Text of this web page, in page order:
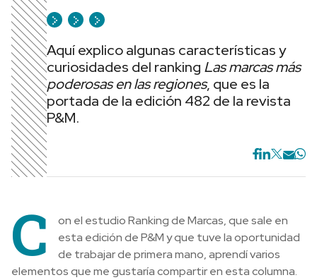
Aquí explico algunas características y
curiosidades del ranking Las marcas más
poderosas en las regiones, que es la
portada de la edición 482 de la revista
P&M.
C
on el estudio Ranking de Marcas, que sale en
esta edición de P&M y que tuve la oportunidad
de trabajar de primera mano, aprendí varios
elementos que me gustaría compartir en esta columna.